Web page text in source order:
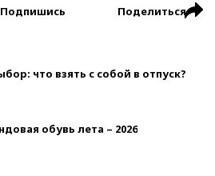
Подпишись Поделиться
что взять с собой в отпуск?
обувь лета – 2026